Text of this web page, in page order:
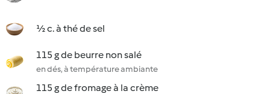
½ c. à thé de sel
115 g de beurre non salé
en dés, à température ambiante
115 g de fromage à la crème